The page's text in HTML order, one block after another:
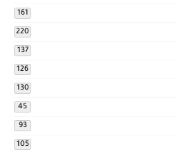
161
220
137
126
130
45
93
105